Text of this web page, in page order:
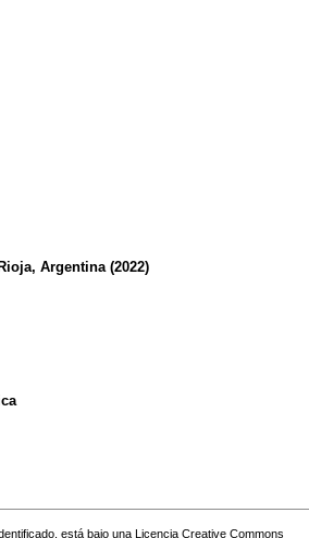
Argentina (2022)
está bajo una Licencia Creative Commons